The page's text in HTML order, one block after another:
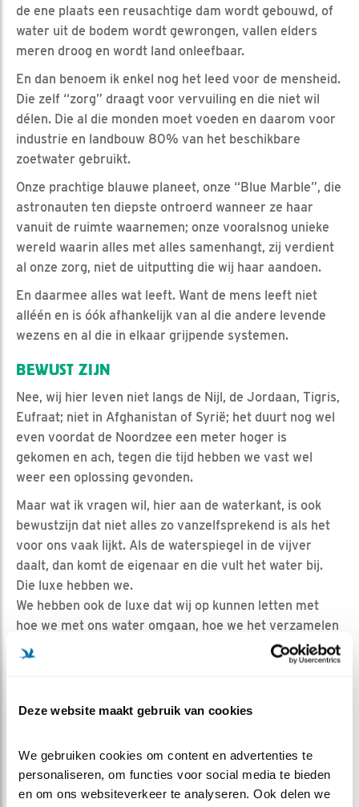
Deze website maakt gebruik van cookies
We gebruiken cookies om content en advertenties te
personaliseren, om functies voor social media te bieden
en om ons websiteverkeer te analyseren. Ook delen we
de ene plaats een reusachtige dam wordt gebouwd, of
water uit de bodem wordt gewrongen, vallen elders
meren droog en wordt land onleefbaar.
En dan benoem ik enkel nog het leed voor de mensheid.
Die zelf “zorg” draagt voor vervuiling en die niet wil
délen. Die al die monden moet voeden en daarom voor
industrie en landbouw 80% van het beschikbare
zoetwater gebruikt.
Onze prachtige blauwe planeet, onze “Blue Marble”, die
astronauten ten diepste ontroerd wanneer ze haar
vanuit de ruimte waarnemen; onze vooralsnog unieke
wereld waarin alles met alles samenhangt, zij verdient
al onze zorg, niet de uitputting die wij haar aandoen.
En daarmee alles wat leeft. Want de mens leeft niet
alléén en is óók afhankelijk van al die andere levende
wezens en al die in elkaar grijpende systemen.
BEWUST ZIJN
Nee, wij hier leven niet langs de Nijl, de Jordaan, Tigris,
Eufraat; niet in Afghanistan of Syrië; het duurt nog wel
even voordat de Noordzee een meter hoger is
gekomen en ach, tegen die tijd hebben we vast wel
weer een oplossing gevonden.
Maar wat ik vragen wil, hier aan de waterkant, is ook
bewustzijn dat niet alles zo vanzelfsprekend is als het
voor ons vaak lijkt. Als de waterspiegel in de vijver
daalt, dan komt de eigenaar en die vult het water bij.
Die luxe hebben we.
We hebben ook de luxe dat wij op kunnen letten met
hoe we met ons water omgaan, hoe we het verzamelen
en gebruiken voor alledaagse dingen.
Ik heb voor dit blogje gezocht op o.a. trefwoorden
dammen, droogte, burgeroorlog en
vluchtelingenstromen. Ik ben er enorm van
geschrokken en ik wil hier niet de prediker uithangen,